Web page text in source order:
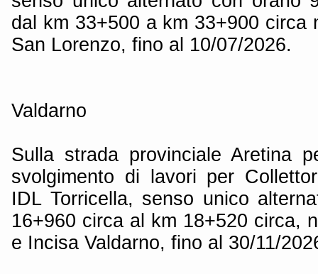
dal km 33+500 a km 33+900 circa
San Lorenzo, fino al 10/07/2026.
Valdarno
Sulla strada provinciale Aretina
svolgimento di lavori per
IDL Torricella, senso unico
16+960 circa al km 18+520 circa,
e Incisa Valdarno, fino al 30/11/